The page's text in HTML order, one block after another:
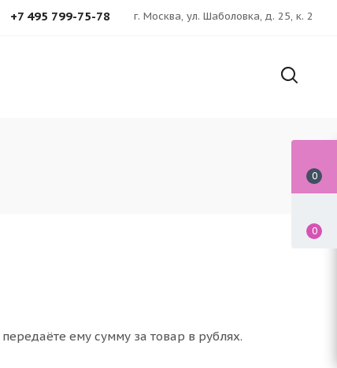
г. Москва, ул. Шаболовка, д. 25, к. 2
+7 495 799-75-78
ему сумму за товар в рублях.
0
0